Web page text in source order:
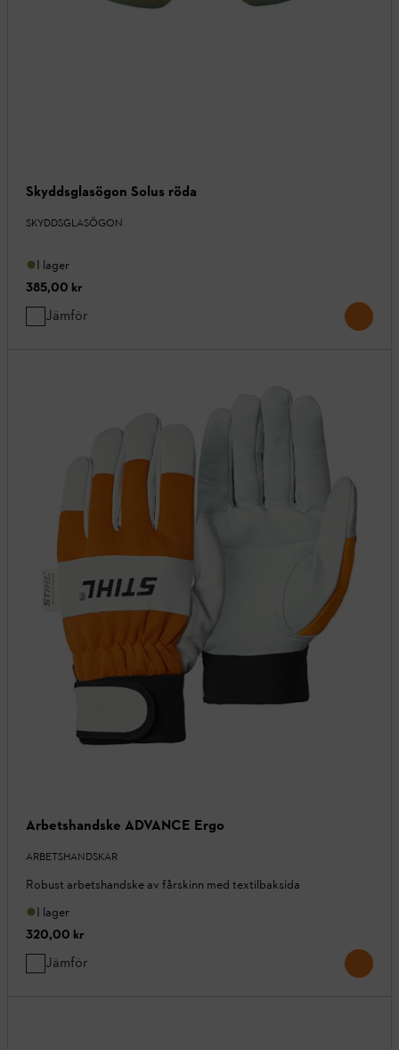
Skyddsglasögon Solus röda
SKYDDSGLASÖGON
I lager
385,00 kr
Jämför
Arbetshandske ADVANCE Ergo
ARBETSHANDSKAR
Robust arbetshandske av fårskinn med textilbaksida
I lager
320,00 kr
Jämför